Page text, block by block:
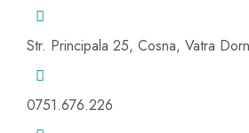
Str. Principala 25, Cosna, Vatra
0751.676.226